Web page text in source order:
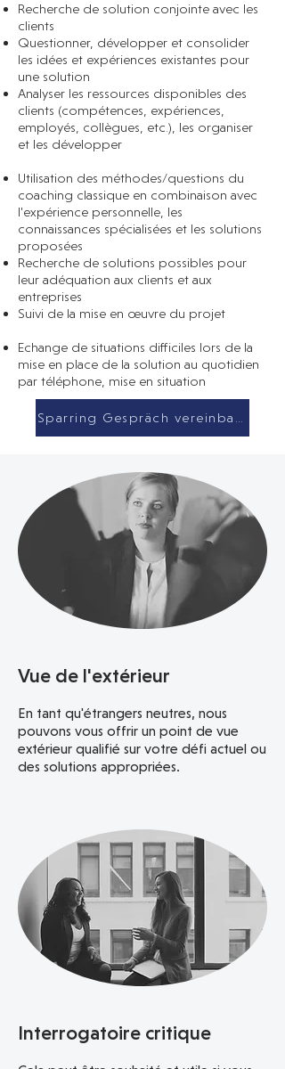
Recherche de solution conjointe avec les
clients
Questionner, développer et consolider
les idées et expériences existantes pour
une solution
Analyser les ressources disponibles des
clients (compétences, expériences,
employés, collègues, etc.), les organiser
et les développer
Utilisation des méthodes/questions du
coaching classique en combinaison avec
l'expérience personnelle, les
connaissances spécialisées et les solutions
proposées
Recherche de solutions possibles pour
leur adéquation aux clients et aux
entreprises
Suivi de la mise en œuvre du projet
​Echange de situations difficiles lors de la
mise en place de la solution au quotidien
par téléphone, mise en situation
Sparring Gespräch vereinbaren
Vue de l'extérieur
En tant qu'étrangers neutres, nous
pouvons vous offrir un point de vue
extérieur qualifié sur votre défi actuel ou
des solutions appropriées.
Interrogatoire critique